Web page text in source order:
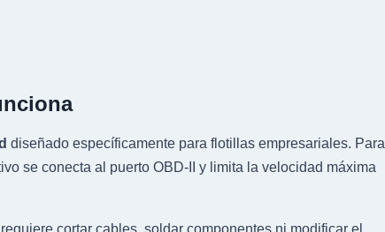
diseñado específicamente para flotillas empresariales. Para
se conecta al puerto OBD-II y limita la velocidad máxima
cortar cables, soldar componentes ni modificar el